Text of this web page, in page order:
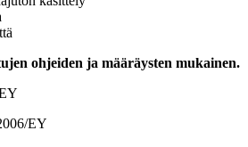
ohjeiden ja määräysten mukainen.
EY